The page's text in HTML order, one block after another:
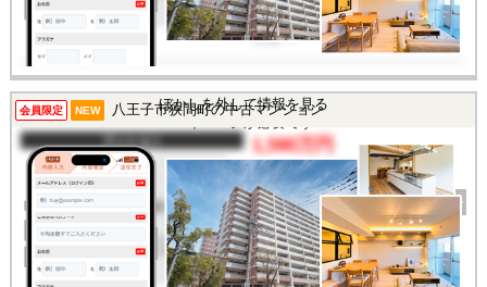
田1丁目
交通 /
会員限定 NEW 八王子市狭間町の中古マンション
マンション 1,590万円
間取り
3DK
完成年
1974年
建物面積 66.6㎡
土地面積 -
所在地 東京都八王子市狭間町
交通 /
この物件を見るには
ぼかしを外して情報を見る